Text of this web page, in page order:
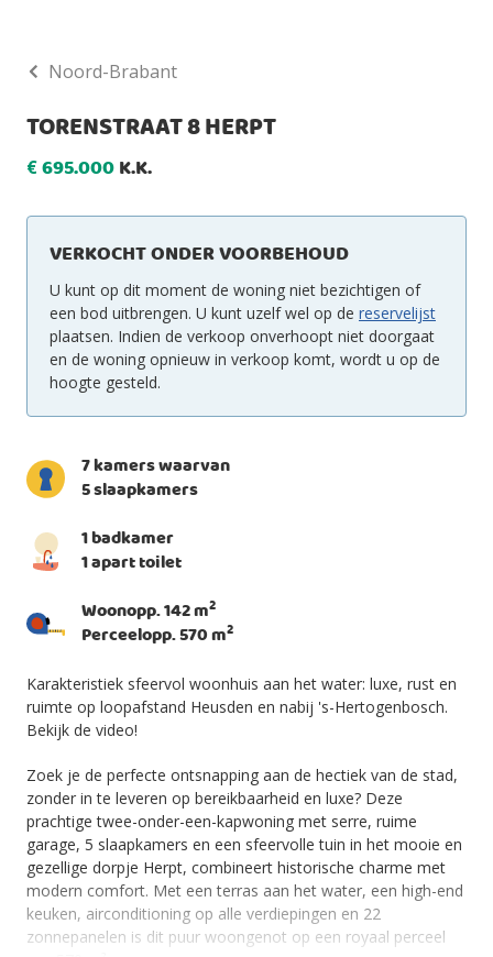
Noord-Brabant
TORENSTRAAT 8 HERPT
€695.000K.K.
VERKOCHT ONDER VOORBEHOUD
U kunt op dit moment de woning niet bezichtigen of
een bod uitbrengen. U kunt uzelf wel op de reservelijst
plaatsen. Indien de verkoop onverhoopt niet doorgaat
en de woning opnieuw in verkoop komt, wordt u op de
hoogte gesteld.
7 kamers waarvan
5 slaapkamers
1 badkamer
1 apart toilet
Woonopp. 142 m2
Perceelopp. 570 m2
Karakteristiek sfeervol woonhuis aan het water: luxe, rust en
ruimte op loopafstand Heusden en nabij 's-Hertogenbosch.
Bekijk de video!
Zoek je de perfecte ontsnapping aan de hectiek van de stad,
zonder in te leveren op bereikbaarheid en luxe? Deze
prachtige twee-onder-een-kapwoning met serre, ruime
garage, 5 slaapkamers en een sfeervolle tuin in het mooie en
gezellige dorpje Herpt, combineert historische charme met
modern comfort. Met een terras aan het water, een high-end
keuken, airconditioning op alle verdiepingen en 22
zonnepanelen is dit puur woongenot op een royaal perceel